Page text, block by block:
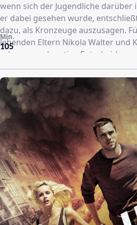
wenn sich der Jugendliche darüber
er dabei gesehen wurde,
dazu, als Kronzeuge auszusagen.
lebenden Eltern Nikola Walter und
schwere und mutige Entscheidung,
eine große Belastung für alle
zu schützen, werden die junge
und ihre Kollegen Marleen
Lobeck mit die Überwachung
Vorsichtsmaßnahmen kommt es
Katastrophe.
105
Min.